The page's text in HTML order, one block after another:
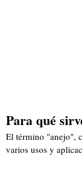
Para qué
El término "anejo",
varios usos y